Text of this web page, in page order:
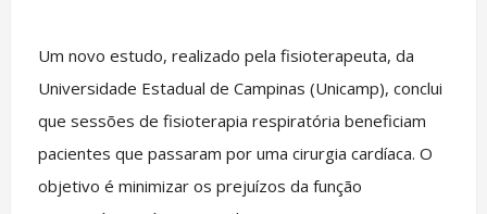
Um novo estudo, realizado pela fisioterapeuta, da
Universidade Estadual de Campinas (Unicamp), conclui
que sessões de fisioterapia respiratória beneficiam
pacientes que passaram por uma cirurgia cardíaca. O
objetivo é minimizar os prejuízos da função